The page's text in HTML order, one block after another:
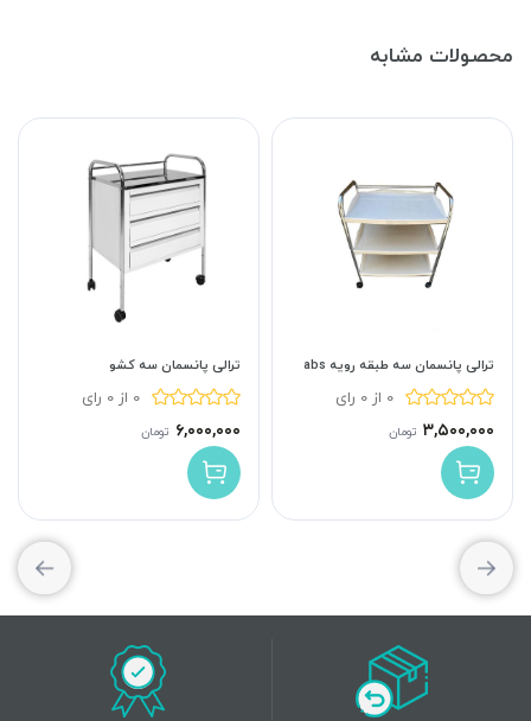
محصولات مشابه
ترالی پانسمان سه طبقه رویه abs
0 از 0 رای
۳,۵۰۰,۰۰۰ تومان
ترالی پانسمان سه کشو
0 از 0 رای
۶,۰۰۰,۰۰۰ تومان